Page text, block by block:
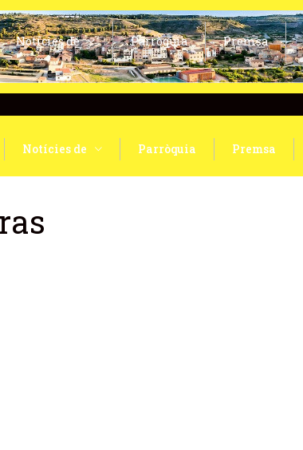
Notícies de Parròquia Premsa
Notícies de Parròquia Premsa